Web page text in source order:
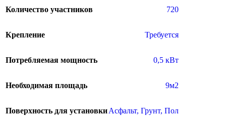
Количество участников 720
Крепление Требуется
Потребляемая мощность 0,5 кВт
Необходимая площадь 9м2
Поверхность для установкиАсфальт, Грунт, Пол